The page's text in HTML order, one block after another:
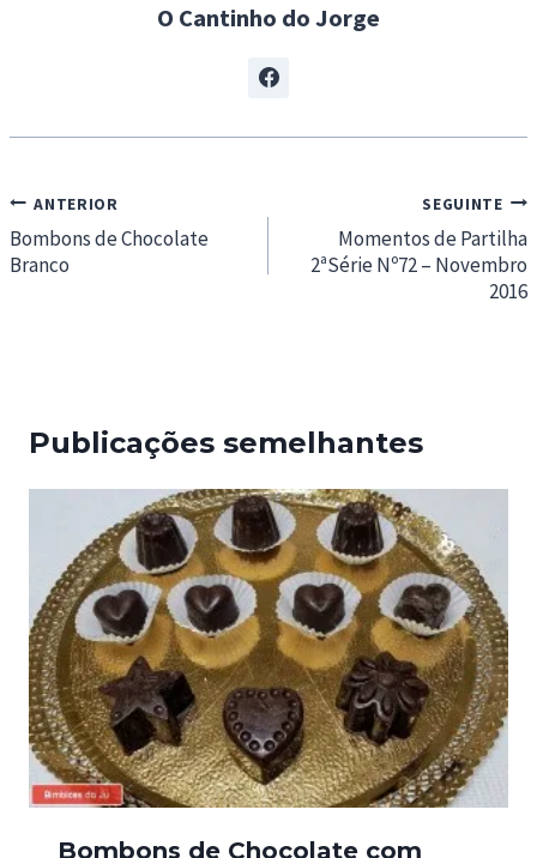
O Cantinho do Jorge
Navegação
de
artigos
ANTERIOR
Bombons de Chocolate
Branco
SEGUINTE
Momentos de Partilha
2ªSérie Nº72 – Novembro
2016
Publicações semelhantes
Bombons de Chocolate com